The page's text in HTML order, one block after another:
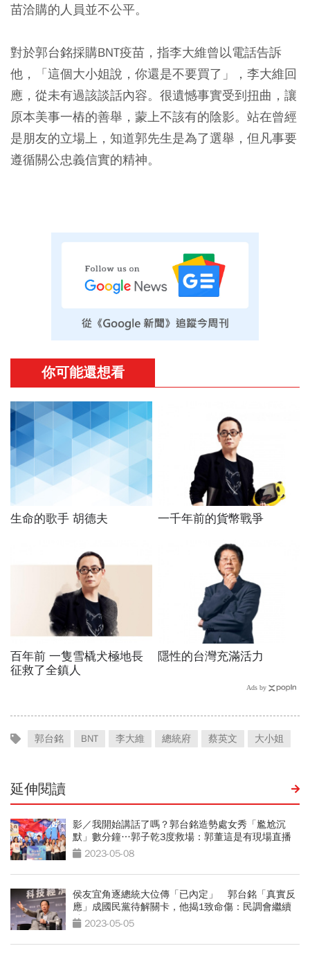
苗洽購的人員並不公平。
對於郭台銘採購BNT疫苗，指李大維曾以電話告訴
他，「這個大小姐說，你還是不要買了」，李大維回
應，從未有過該談話內容。很遺憾事實受到扭曲，讓
原本美事一樁的善舉，蒙上不該有的陰影。站在曾經
是朋友的立場上，知道郭先生是為了選舉，但凡事要
遵循關公忠義信實的精神。
郭台銘 BNT 李大維 總統府 蔡英文 大小姐
延伸閱讀
影／我開始講話了嗎？郭台銘造勢處女秀「尷尬沉
默」數分鐘…郭子乾3度救場：郭董這是有現場直播
的 2023-05-08
侯友宜角逐總統大位傳「已內定」 郭台銘「真實反
應」成國民黨待解關卡，他揭1致命傷：民調會繼續
跌 2023-05-05